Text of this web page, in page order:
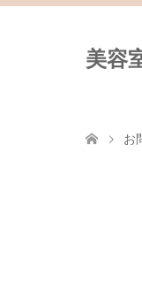
美容
お